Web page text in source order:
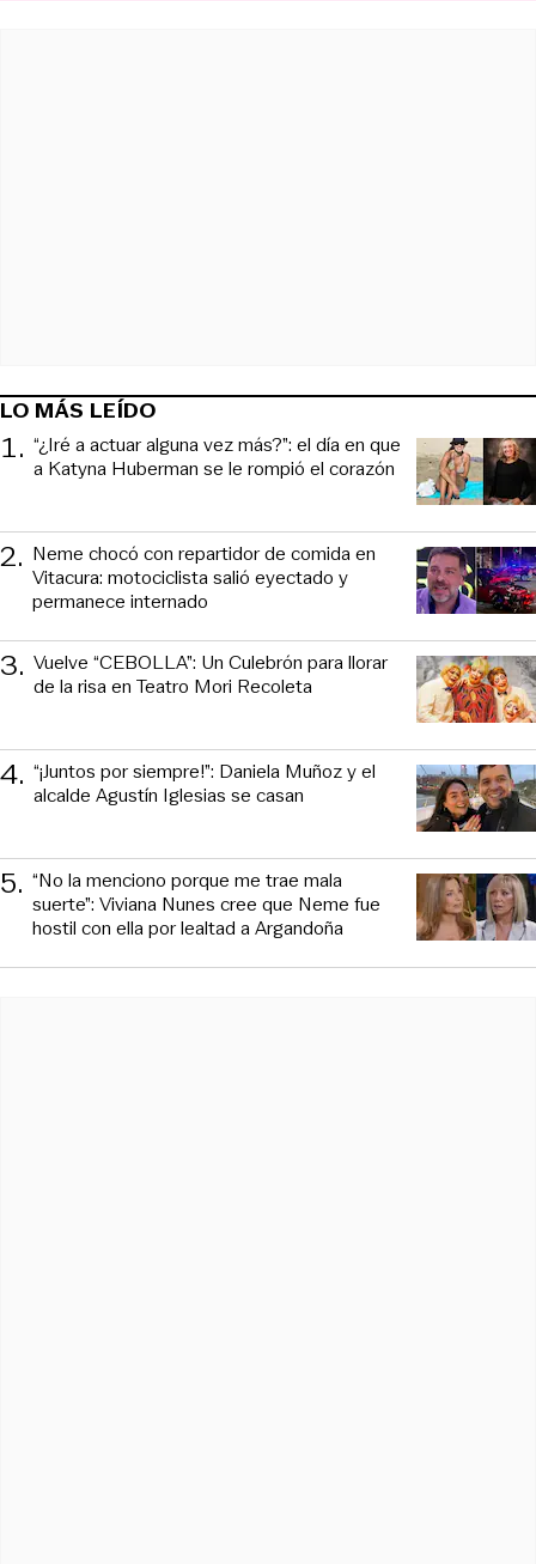
LO MÁS LEÍDO
1. “¿Iré a actuar alguna vez más?”: el día en que
a Katyna Huberman se le rompió el corazón
2. Neme chocó con repartidor de comida en
Vitacura: motociclista salió eyectado y
permanece internado
3. Vuelve “CEBOLLA”: Un Culebrón para llorar
de la risa en Teatro Mori Recoleta
4. “¡Juntos por siempre!”: Daniela Muñoz y el
alcalde Agustín Iglesias se casan
5. “No la menciono porque me trae mala
suerte”: Viviana Nunes cree que Neme fue
hostil con ella por lealtad a Argandoña